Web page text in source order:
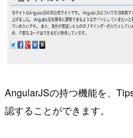
AngularJSの持つ機能を、
認することができます。